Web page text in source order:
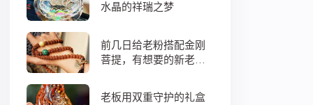
水晶的祥瑞之梦
前几日给老粉搭配金刚
菩提，有想要的新老
老板用双重守护的礼盒